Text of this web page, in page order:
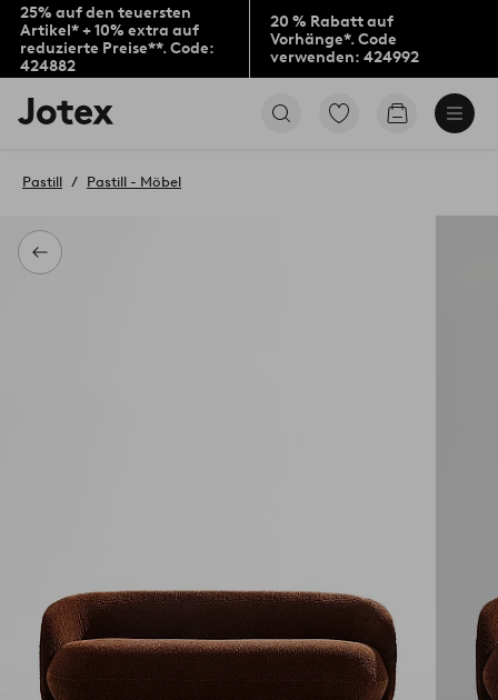
25% auf den teuersten
Artikel* + 10% extra auf
reduzierte Preise**. Code:
424882
20 % Rabatt auf
Vorhänge*. Code
verwenden: 424992
Jotex-
Logo
Startseite
Zu
Zum
Zurück
Pastill Pastill - Möbel